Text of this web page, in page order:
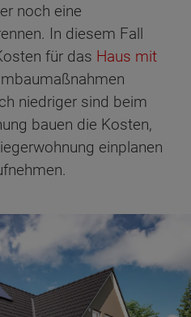
noch eine
In diesem Fall
für das Haus mit
niedriger sind beim
bauen die Kosten,
einplanen